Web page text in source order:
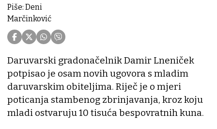
Piše: Deni
Marčinković
Daruvarski gradonačelnik Damir Lneniček
potpisao je osam novih ugovora s mladim
daruvarskim obiteljima. Riječ je o mjeri
poticanja stambenog zbrinjavanja, kroz koju
mladi ostvaruju 10 tisuća bespovratnih kuna.